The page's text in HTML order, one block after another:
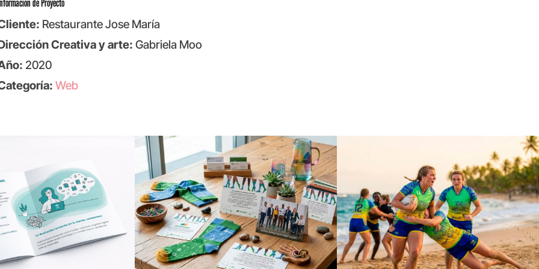
de Proyecto
Restaurante Jose María
Creativa y arte: Gabriela Moo
2020
Web